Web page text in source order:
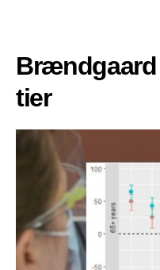
Brændgaard
tier